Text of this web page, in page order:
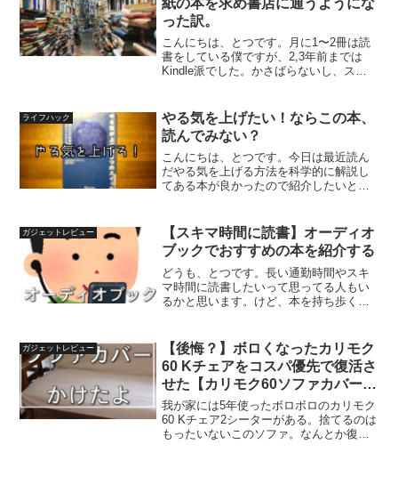
った訳。
こんにちは、とつです。月に1〜2冊は読
書をしている僕ですが、2,3年前までは
Kindle派でした。かさばらないし、スマ
と思っていました。ですが、ここ一年ほ
ど紙媒体の書籍...
ライフハック
やる気を上げたい！ならこの本、
読んでみない？
こんにちは、とつです。今日は最近読ん
だやる気を上げる方法を科学的に解説し
てある本が良かったので紹介したいと思
（著：ハイディ・グラント・ハルバーソ
ン）1、2時間程度でサ...
ガジェットレビュー
【スキマ時間に読書】オーディオ
ブックでおすすめの本を紹介する
どうも、とつです。長い通勤時間やスキ
マ時間に読書したいって思ってる人もい
るかと思います。けど、本を持ち歩くの
体験をしてない人はもったいない！今回
はオーディオブックにある...
ガジェットレビュー
【後悔？】ボロくなったカリモク
60 Kチェアをコスパ優先で復活さ
せた【カリモク60ソファカバーの
レビュー】
我が家には5年使ったボロボロのカリモク
60 Kチェア2シーターがある。捨てるのは
もったいないこのソファ。なんとか復活